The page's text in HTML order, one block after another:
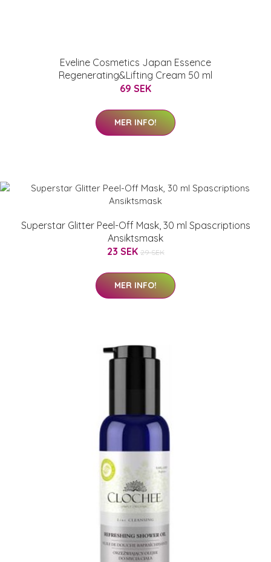
Eveline Cosmetics Japan Essence
Regenerating&Lifting Cream 50 ml
69 SEK
MER INFO!
Superstar Glitter Peel-Off Mask, 30 ml Spascriptions
Ansiktsmask
23 SEK 29 SEK
MER INFO!